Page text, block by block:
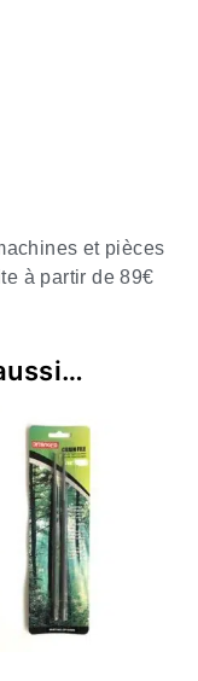
et pièces
à partir de 89€